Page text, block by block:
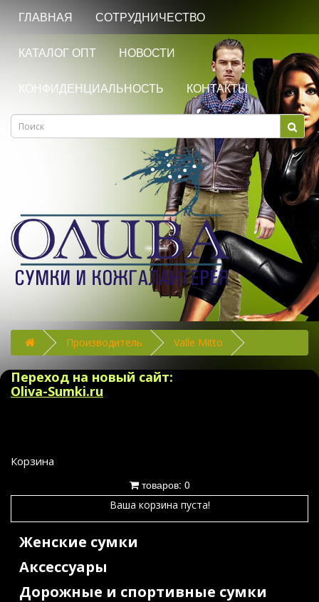
ГЛАВНАЯ СОТРУДНИЧЕСТВО
КАТАЛОГ ОПТ НОВОСТИ
КОНФИДЕНЦИАЛЬНОСТЬ КОНТАКТЫ
Производитель Valle Mitto
Переход на новый сайт:
Oliva-Sumki.ru
Корзина
товаров: 0
Ваша корзина пуста!
Женские сумки
Аксессуары
Дорожные и спортивные сумки